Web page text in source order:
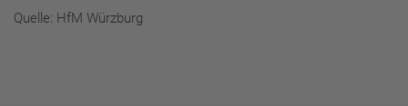
Quelle: HfM Würzburg